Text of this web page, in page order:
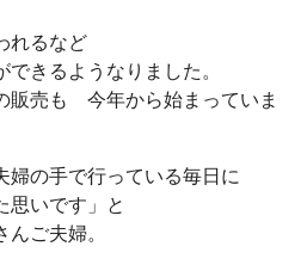
れるなど
きるようなりました。
販売も 今年から始まっていま
の手で行っている毎日に
思いです」と
ご夫婦。